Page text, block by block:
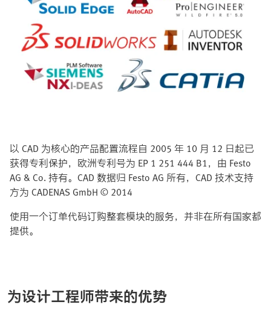
以 CAD 为核心的产品配置流程自 2005 年 10 月 12 日起已
获得专利保护，欧洲专利号为 EP 1 251 444 B1，由 Festo
AG & Co. 持有。CAD 数据归 Festo AG 所有，CAD 技术支持
方为 CADENAS GmbH © 2014
使用一个订单代码订购整套模块的服务，并非在所有国家都
提供。
为设计工程师带来的优势